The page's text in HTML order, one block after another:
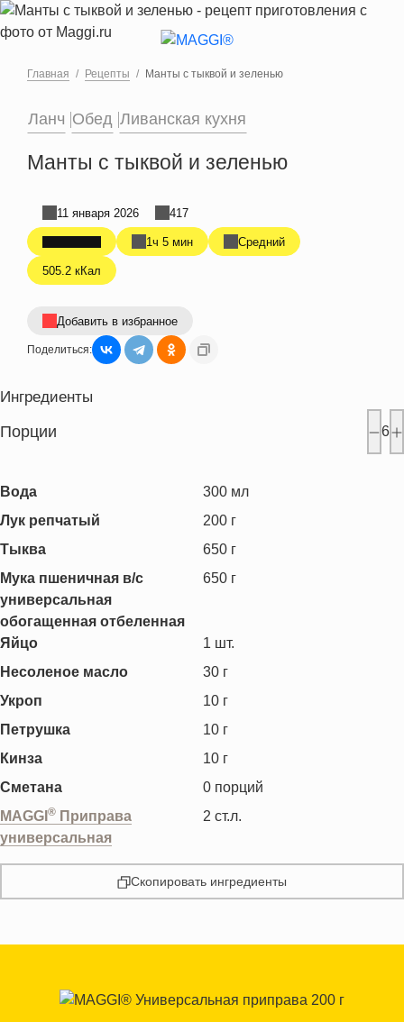
Перейти к основному содержанию
Главная Рецепты Манты с тыквой и зеленью
Ланч Обед Ливанская кухня
Манты с тыквой и зеленью
1ч 5 мин Средний
505.2 кКал
11 января 2026 417
Добавить в избранное
Поделиться:
Ингредиенты
Порции 6
Вода 300 мл
Лук репчатый
200 г
Тыква
650 г
Мука пшеничная в/с
универсальная
обогащенная отбеленная
650 г
Яйцо 1 шт.
Несоленое масло
30 г
Укроп
10 г
Петрушка
10 г
Кинза
10 г
Сметана
0 порций
MAGGI ® Приправа
универсальная
2 ст.л.
Скопировать ингредиенты